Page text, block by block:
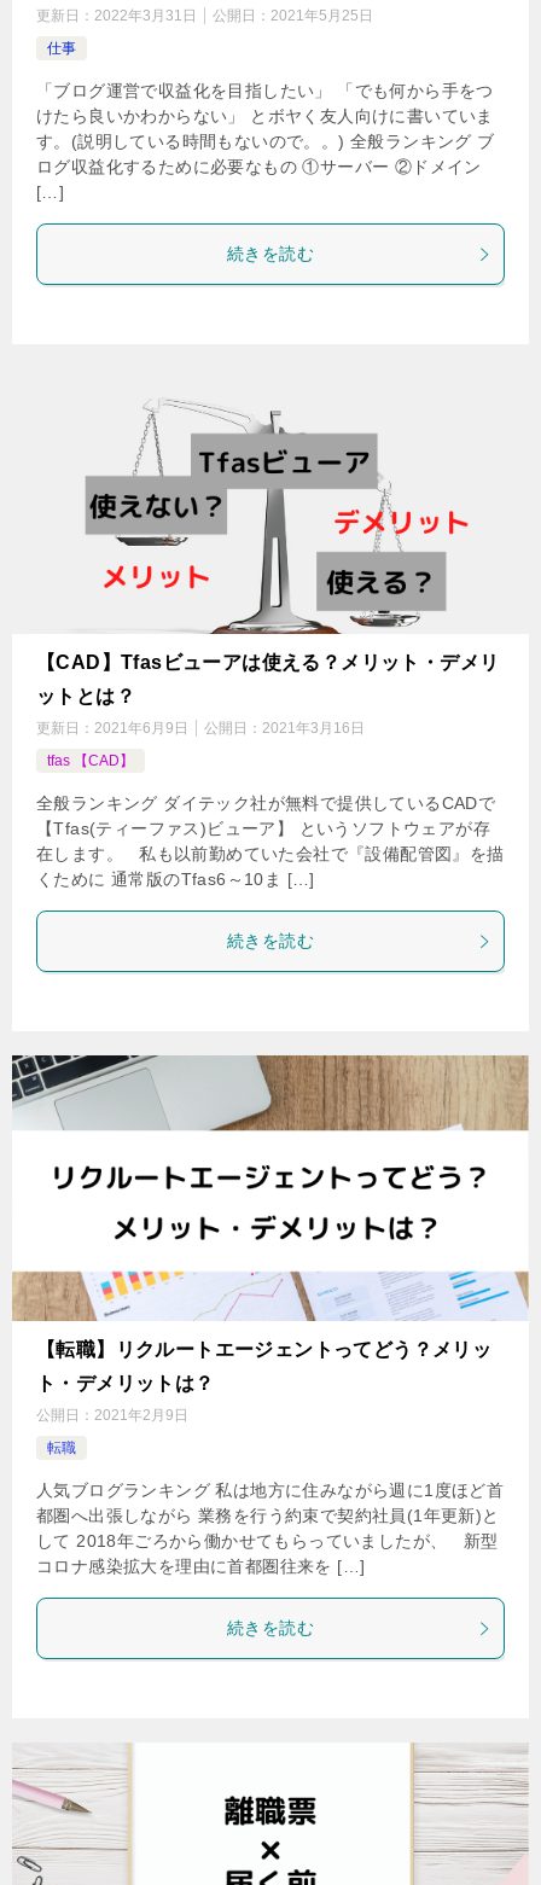
更新日： 2022年3月31日 公開日： 2021年5月25日
仕事
「ブログ運営で収益化を目指したい」 「でも何から手をつ
けたら良いかわからない」 とボヤく友人向けに書いていま
す。(説明している時間もないので。。) 全般ランキング ブ
ログ収益化するために必要なもの ①サーバー ②ドメイン
[…]
続きを読む
【CAD】Tfasビューアは使える？メリット・デメリ
ットとは？
更新日： 2021年6月9日 公開日： 2021年3月16日
tfas 【CAD】
全般ランキング ダイテック社が無料で提供しているCADで
【Tfas(ティーファス)ビューア】 というソフトウェアが存
在します。 私も以前勤めていた会社で『設備配管図』を描
くために 通常版のTfas6～10ま […]
続きを読む
【転職】リクルートエージェントってどう？メリッ
ト・デメリットは？
公開日： 2021年2月9日
転職
人気ブログランキング 私は地方に住みながら週に1度ほど首
都圏へ出張しながら 業務を行う約束で契約社員(1年更新)と
して 2018年ごろから働かせてもらっていましたが、 新型
コロナ感染拡大を理由に首都圏往来を […]
続きを読む